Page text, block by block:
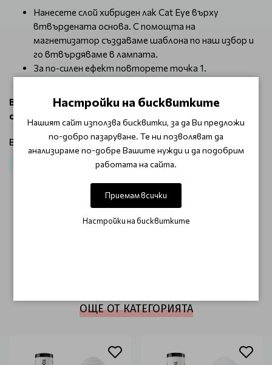
Нанесете слой хибриден лак Cat Eye върху
втвърдената основа. С помощта на
магнетизатор създаваме шаблона по наш избор и
го втвърдяваме в лампата.
За по-силен ефект повторете точка 1.
Време на полимеризация: LED/UV лампа 48 W - 30-60
сек.
Виж продукти от категория:
ОТЗИВИ (0)
ОЩЕ ОТ КАТЕГОРИЯТА
Настройки на бисквитките
Нашият сайт използва бисквитки, за да Ви предложи
по-добро пазаруване. Те ни позволяват да
анализираме по-добре Вашите нужди и да подобрим
работата на сайта.
Приемам всички
Настройки на бисквитките